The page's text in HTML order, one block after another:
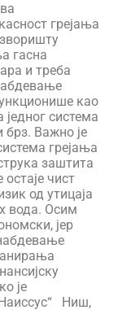
грејања
гасна
и треба
као
система
брз. Важно је
грејања
заштита
чист
од утицаја
вода. Осим
јер
је
Ниш,